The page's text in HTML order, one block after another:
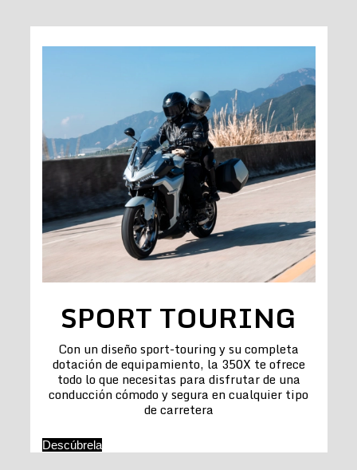
SPORT TOURING
Con un diseño sport-touring y su completa
dotación de equipamiento, la 350X te ofrece
todo lo que necesitas para disfrutar de una
conducción cómodo y segura en cualquier tipo
de carretera
Descúbrela